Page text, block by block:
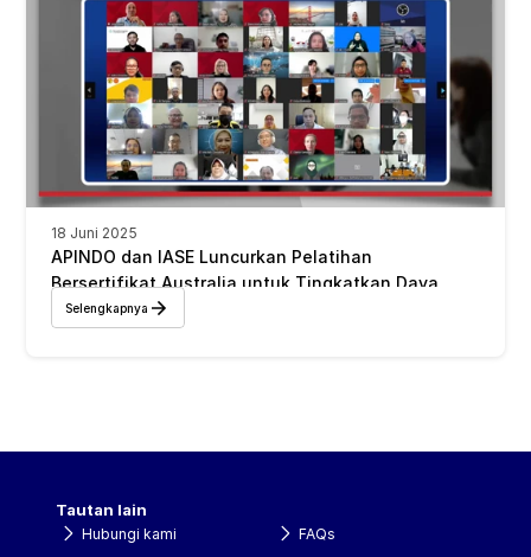
18 Juni 2025
APINDO dan IASE Luncurkan Pelatihan
Bersertifikat Australia untuk Tingkatkan Daya
Saing SDM Indonesia
Selengkapnya
Tautan lain
Hubungi kami FAQs